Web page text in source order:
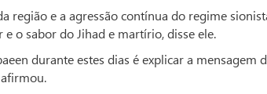
região e a agressão contínua do regime
o sabor do Jihad e martírio, disse ele.
durante estes dias é explicar a mensagem